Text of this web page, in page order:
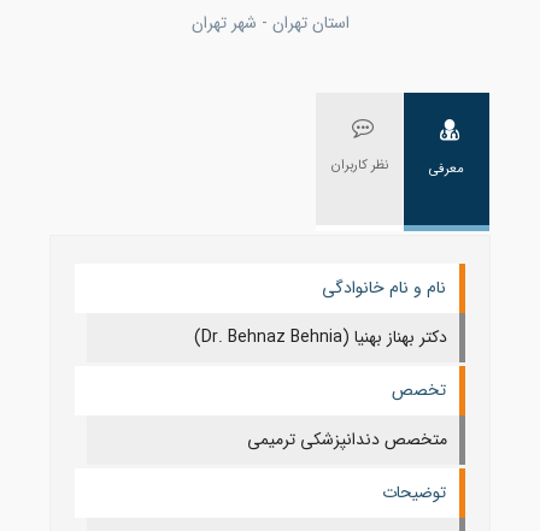
استان تهران - شهر تهران
معرفی نظر کاربران
نام و نام خانوادگی
دکتر بهناز بهنیا (Dr. Behnaz Behnia)
تخصص
متخصص دندانپزشکی ترمیمی
توضیحات